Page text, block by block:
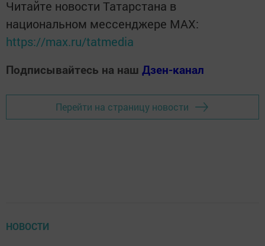
Читайте новости Татарстана в
национальном мессенджере MАХ:
https://max.ru/tatmedia
Подписывайтесь на наш Дзен-канал
Перейти на страницу новости
НОВОСТИ